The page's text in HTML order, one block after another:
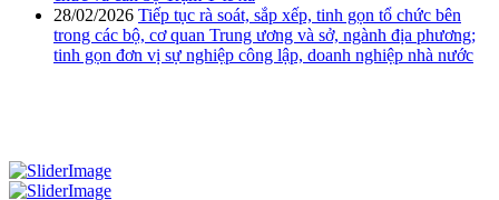
28/02/2026 Tiếp tục rà soát, sắp xếp, tinh gọn tổ chức bên
trong các bộ, cơ quan Trung ương và sở, ngành địa phương;
tinh gọn đơn vị sự nghiệp công lập, doanh nghiệp nhà nước